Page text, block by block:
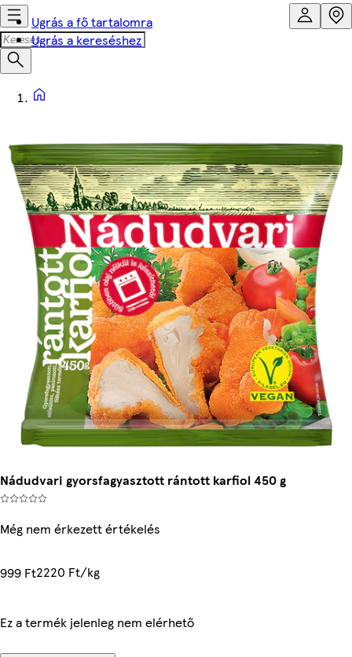
Ugrás a fő tartalomra
Ugrás a kereséshez
Nádudvari gyorsfagyasztott rántott karfiol 450 g
Még nem érkezett értékelés
999 Ft2220 Ft/kg
Ez a termék jelenleg nem elérhető